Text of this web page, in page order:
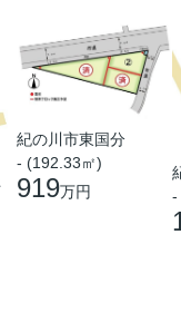
紀の川市東国分
- (192.33㎡)
919万円
-